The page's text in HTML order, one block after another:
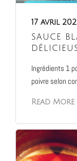
17 avril
SAUCE
Ingrédients 1
poivre selon
Read More